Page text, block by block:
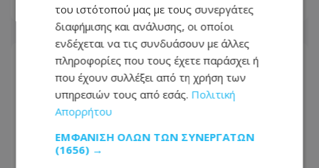
08.08.2026 - 21:02
του ιστότοπού μας με τους συνεργάτες
διαφήμισης και ανάλυσης, οι οποίοι
ενδέχεται να τις συνδυάσουν με άλλες
πληροφορίες που τους έχετε παράσχει ή
που έχουν συλλέξει από τη χρήση των
υπηρεσιών τους από εσάς. Πολιτική
Απορρήτου
ΕΜΦΆΝΙΣΗ ΌΛΩΝ ΤΩΝ ΣΥΝΕΡΓΑΤΏΝ
(1656) →